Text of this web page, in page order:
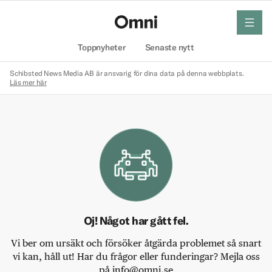
Toppnyheter Senaste nytt
meny
Schibsted News Media AB är ansvarig för dina data på denna webbplats.
Läs mer här
Oj! Något har gått fel.
Vi ber om ursäkt och försöker åtgärda problemet så snart
vi kan, håll ut! Har du frågor eller funderingar? Mejla oss